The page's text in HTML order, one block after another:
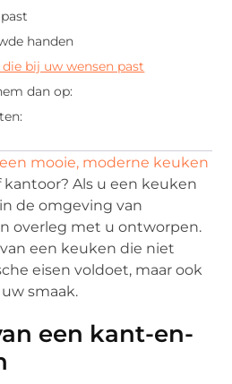
handen
bij uw wensen past
dan op:
een mooie, moderne keuken
Als u een keuken
de omgeving van
overleg met u ontworpen.
een keuken die niet
eisen voldoet, maar ook
smaak.
een kant-en-